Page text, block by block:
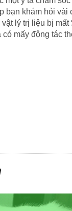
bạn khám hỏi
lý trị liệu bị
mấy động tác